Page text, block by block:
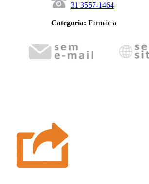
31 3557-1464
Categoria: Farmácia